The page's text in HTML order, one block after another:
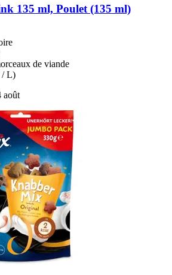
135 ml, Poulet (135 ml)
de viande
/ L)
août